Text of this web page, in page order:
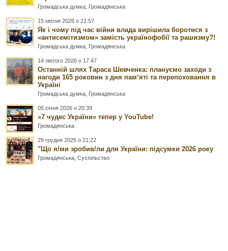
Громадська думка Громадянська
15 квітня 2026 о 21:57
Як і чому під час війни влада вирішила боротися з
«антисемітизмом» замість українофобії та рашизму?!
Громадська думка Громадянська
14 лютого 2026 о 17:47
Останній шлях Тараса Шевченка: плануємо заходи з
нагоди 165 роковин з дня памʼяті та перепоховання в
Україні
Громадська думка Громадянська
05 січня 2026 о 20:39
«7 чудес України» тепер у YouTube!
Громадянська
29 грудня 2025 о 21:22
"Що я/ми зробив/ли для України: підсумки 2026 року
Громадянська ,Суспільство